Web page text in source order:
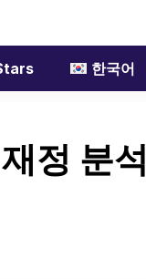
한국어
정 분석